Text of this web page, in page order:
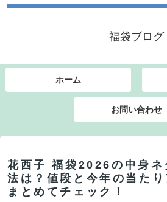
福袋ブログ
ホーム
お問い合わせ
花西子 福袋2026の中身ネ
法は？値段と今年の当た
まとめてチェック！